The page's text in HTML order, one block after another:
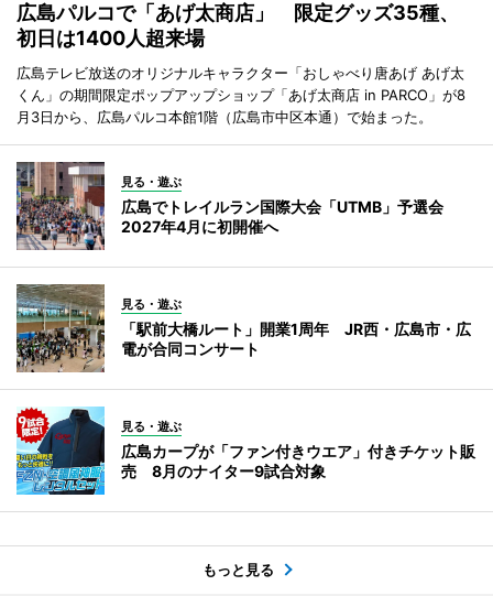
広島パルコで「あげ太商店」 限定グッズ35種、
初日は1400人超来場
広島テレビ放送のオリジナルキャラクター「おしゃべり唐あげ あげ太
くん」の期間限定ポップアップショップ「あげ太商店 in PARCO」が8
月3日から、広島パルコ本館1階（広島市中区本通）で始まった。
見る・遊ぶ
広島でトレイルラン国際大会「UTMB」予選会
2027年4月に初開催へ
見る・遊ぶ
「駅前大橋ルート」開業1周年 JR西・広島市・広
電が合同コンサート
見る・遊ぶ
広島カープが「ファン付きウエア」付きチケット販
売 8月のナイター9試合対象
もっと見る